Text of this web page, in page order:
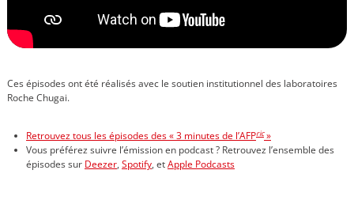
Ces épisodes ont été réalisés avec le soutien institutionnel des laboratoires
Roche Chugai.
Retrouvez tous les épisodes des « 3 minutes de l’AFPric»
Vous préférez suivre l’émission en podcast ? Retrouvez l’ensemble des
épisodes sur Deezer, Spotify, etApple Podcasts